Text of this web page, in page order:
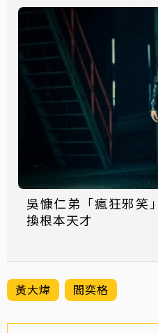
吳慷仁弟「瘋狂邪
換根本天才
黃大煒 閻奕格